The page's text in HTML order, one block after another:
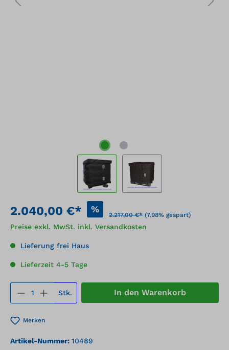
2.040,00 €* %
2.217,00 €* (7.98% gespart)
Preise exkl. MwSt. inkl. Versandkosten
Lieferung frei Haus
Lieferzeit 4-5 Tage
Produkt Anzahl: Gib den
Stk. In den Warenkorb
Merken
Artikel-Nummer: 10489